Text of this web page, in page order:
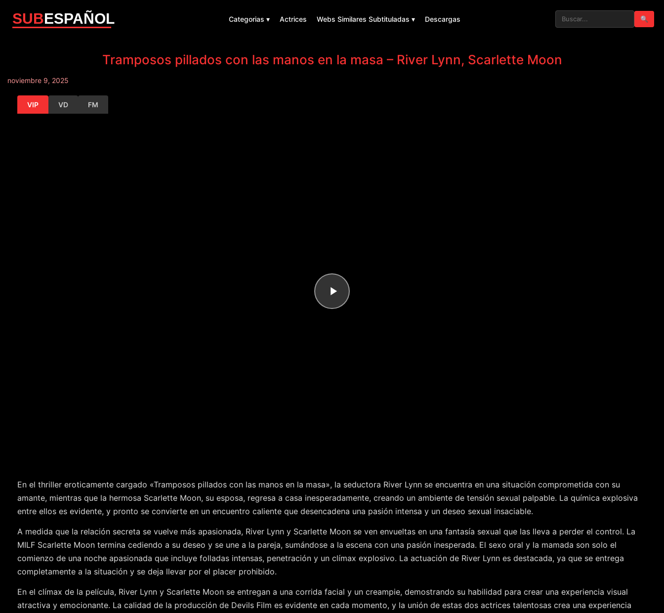
SUBESPAÑOL Categorias ▾ Actrices Webs Similares Subtituladas ▾ Descargas 🔍
Tramposos pillados con las manos en la masa – River Lynn, Scarlette Moon
noviembre 9, 2025
VIP VD FM
En el thriller eroticamente cargado «Tramposos pillados con las manos en la masa», la seductora River Lynn se encuentra en una situación comprometida con su
amante, mientras que la hermosa Scarlette Moon, su esposa, regresa a casa inesperadamente, creando un ambiente de tensión sexual palpable. La química explosiva
entre ellos es evidente, y pronto se convierte en un encuentro caliente que desencadena una pasión intensa y un deseo sexual insaciable.
A medida que la relación secreta se vuelve más apasionada, River Lynn y Scarlette Moon se ven envueltas en una fantasía sexual que las lleva a perder el control. La
MILF Scarlette Moon termina cediendo a su deseo y se une a la pareja, sumándose a la escena con una pasión inesperada. El sexo oral y la mamada son solo el
comienzo de una noche apasionada que incluye folladas intensas, penetración y un clímax explosivo. La actuación de River Lynn es destacada, ya que se entrega
completamente a la situación y se deja llevar por el placer prohibido.
En el clímax de la película, River Lynn y Scarlette Moon se entregan a una corrida facial y un creampie, demostrando su habilidad para crear una experiencia visual
atractiva y emocionante. La calidad de la producción de Devils Film es evidente en cada momento, y la unión de estas dos actrices talentosas crea una experiencia